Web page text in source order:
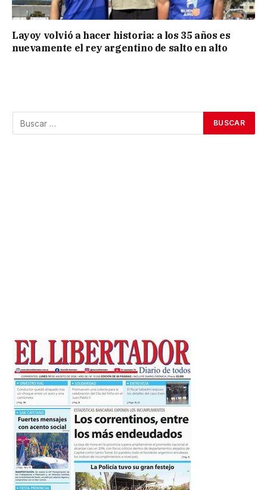
Layoy volvió a hacer historia: a los 35 años es
nuevamente el rey argentino de salto en alto